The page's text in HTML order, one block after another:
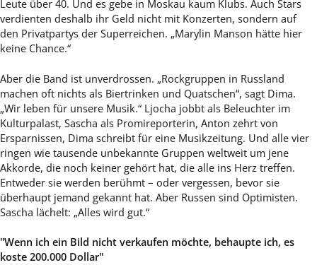
Leute über 40. Und es gebe in Moskau kaum Klubs. Auch Stars
verdienten deshalb ihr Geld nicht mit Konzerten, sondern auf
den Privatpartys der Superreichen. „Marylin Manson hätte hier
keine Chance.“
Aber die Band ist unverdrossen. „Rockgruppen in Russland
machen oft nichts als Biertrinken und Quatschen“, sagt Dima.
„Wir leben für unsere Musik.“ Ljocha jobbt als Beleuchter im
Kulturpalast, Sascha als Promireporterin, Anton zehrt von
Ersparnissen, Dima schreibt für eine Musikzeitung. Und alle vier
ringen wie tausende unbekannte Gruppen weltweit um jene
Akkorde, die noch keiner gehört hat, die alle ins Herz treffen.
Entweder sie werden berühmt – oder vergessen, bevor sie
überhaupt jemand gekannt hat. Aber Russen sind Optimisten.
Sascha lächelt: „Alles wird gut.“
"Wenn ich ein Bild nicht verkaufen möchte, behaupte ich, es
koste 200.000 Dollar"